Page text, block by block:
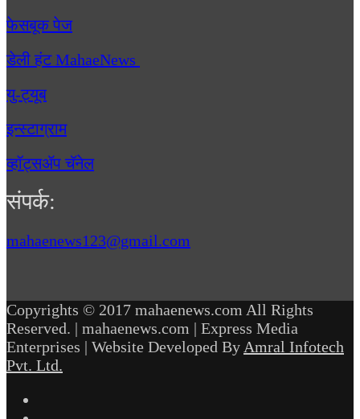
फेसबूक पेज
डेली हंट MahaeNews
यु-ट्यूब
इन्स्टाग्राम
व्हॉट्सॲप चॅनेल
संपर्क:
mahaenews123@gmail.com
Copyrights © 2017 mahaenews.com All Rights
Reserved. | mahaenews.com | Express Media
Enterprises | Website Developed By Amral Infotech
Pvt. Ltd.